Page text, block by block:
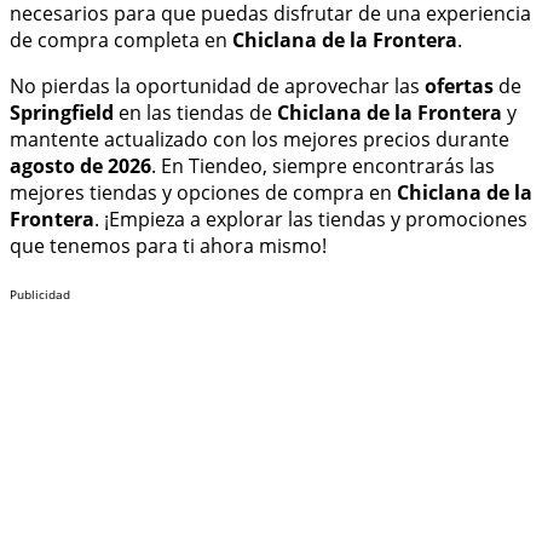
necesarios para que puedas disfrutar de una experiencia
de compra completa en Chiclana de la Frontera.
No pierdas la oportunidad de aprovechar las ofertas de
Springfield en las tiendas de Chiclana de la Frontera y
mantente actualizado con los mejores precios durante
agosto de 2026. En Tiendeo, siempre encontrarás las
mejores tiendas y opciones de compra en Chiclana de la
Frontera. ¡Empieza a explorar las tiendas y promociones
que tenemos para ti ahora mismo!
Publicidad